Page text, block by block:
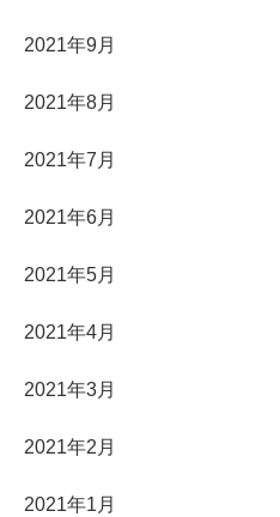
2021年9月
2021年8月
2021年7月
2021年6月
2021年5月
2021年4月
2021年3月
2021年2月
2021年1月